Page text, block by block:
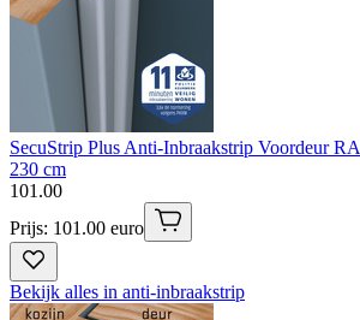
SecuStrip Plus Anti-Inbraakstrip Voordeur
230 cm
101 .00
Prijs: 101.00 euro
Bekijk alles in anti-inbraakstrip